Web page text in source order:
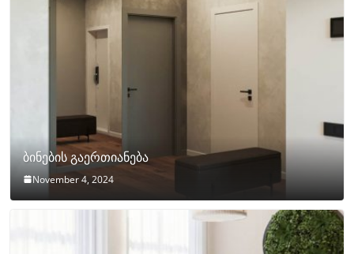
ბინების გაერთიანება
November 4, 2024